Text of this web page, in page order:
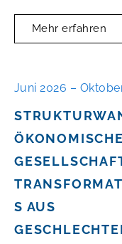
Mehr erfahren
Juni 2026 –
S AUS